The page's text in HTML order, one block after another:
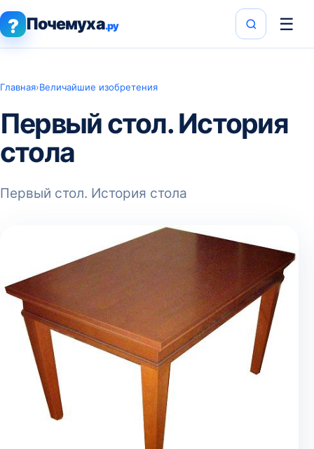
? Почемуха.ру ☰
Главная›Величайшие изобретения
Первый стол. История
стола
Первый стол. История стола